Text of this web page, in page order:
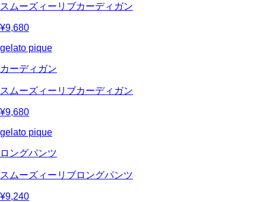
スムーズィーリブカーディガン
¥9,680
gelato pique
カーディガン
スムーズィーリブカーディガン
¥9,680
gelato pique
ロングパンツ
スムーズィーリブロングパンツ
¥9,240